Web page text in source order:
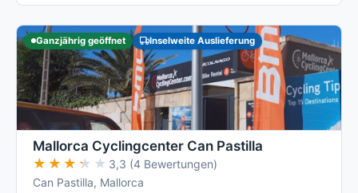
Ganzjährig geöffnet Inselweite Auslieferung
Mallorca Cyclingcenter Can Pastilla
★★★★★
★★★★★ 3,3 (4 Bewertungen)
Can Pastilla, Mallorca